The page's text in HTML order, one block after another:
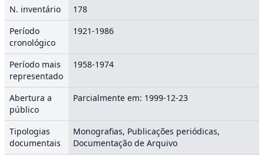
N. inventário
178
Período
cronológico
1921-1986
Período mais
representado
1958-1974
Abertura a
público
Parcialmente em: 1999-12-23
Tipologias
documentais
Monografias, Publicações periódicas,
Documentação de Arquivo